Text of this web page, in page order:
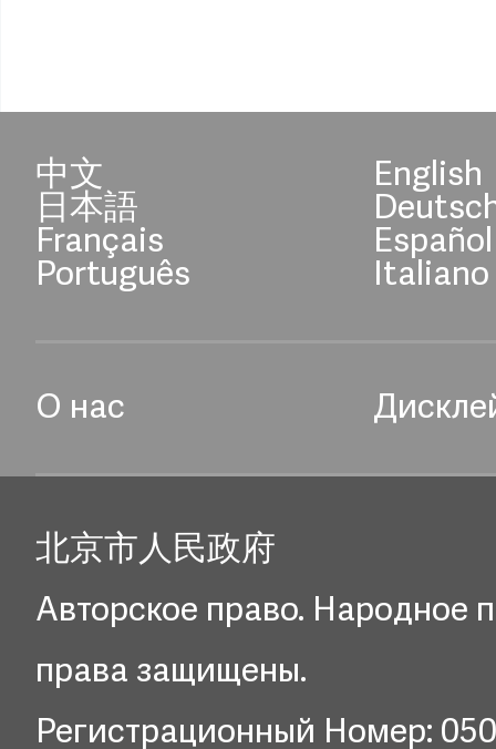
中文 English
日本語
Français Español
Português Italiano
О нас
北京市人民政府
Авторское право. Народное
права защищены.
Регистрационный Номер: